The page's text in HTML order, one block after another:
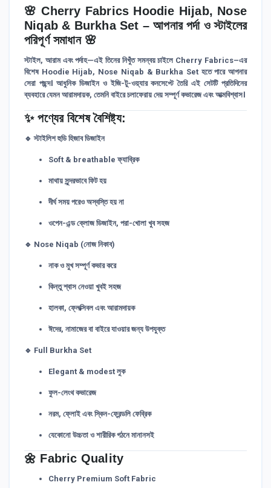
🌸 Cherry Fabrics Hoodie Hijab, Nose
Niqab & Burkha Set – আপনার পর্দা ও স্টাইলের
পরিপূর্ণ সমাধান 🌸
স্টাইল, আরাম এবং পর্দাহ—এই তিনের নিখুঁত সমন্বয় চাইলে Cherry Fabrics–এর
বিশেষ Hoodie Hijab, Nose Niqab & Burkha Setহতে পারে আপনার
সেরা পছন্দ। আধুনিক ডিজাইন ও ইজি-টু-ওয়্যার কনসেপ্টে তৈরি এই সেটটি প্রতিদিনের
ব্যবহারে যেমন আরামদায়ক, তেমনি বাইরে চলাফেরায় দেয় সম্পূর্ণ কভারেজ এবং আত্মবিশ্বাস।
✨ পণ্যের বিশেষ বৈশিষ্ট্য:
🔹 স্টাইলিশ হুডি হিজাব ডিজাইন
Soft & breathable ফ্যাব্রিক
মাথায় সুন্দরভাবে ফিট হয়
দীর্ঘ সময় পরেও অস্বস্তি হয় না
ওপেন-এন্ড ক্লোজ ডিজাইন, পরা-খোলা খুব সহজ
🔹 Nose Niqab (নোজ নিকাব)
নাক ও মুখ সম্পূর্ণ কভার করে
কিন্তু শ্বাস নেওয়া খুবই সহজ
হালকা, ফ্লেক্সিবল এবং আরামদায়ক
ঈদের, নামাজের বা বাইরে যাওয়ার জন্য উপযুক্ত
🔹 Full Burkha Set
Elegant & modest লুক
ফুল-লেংথ কভারেজ
নরম, ফ্লোই এবং স্কিন-ফ্রেন্ডলি ফেব্রিক
যেকোনো উচ্চতা ও শারীরিক গঠনে মানানসই
🌼 Fabric Quality
Cherry Premium Soft Fabric